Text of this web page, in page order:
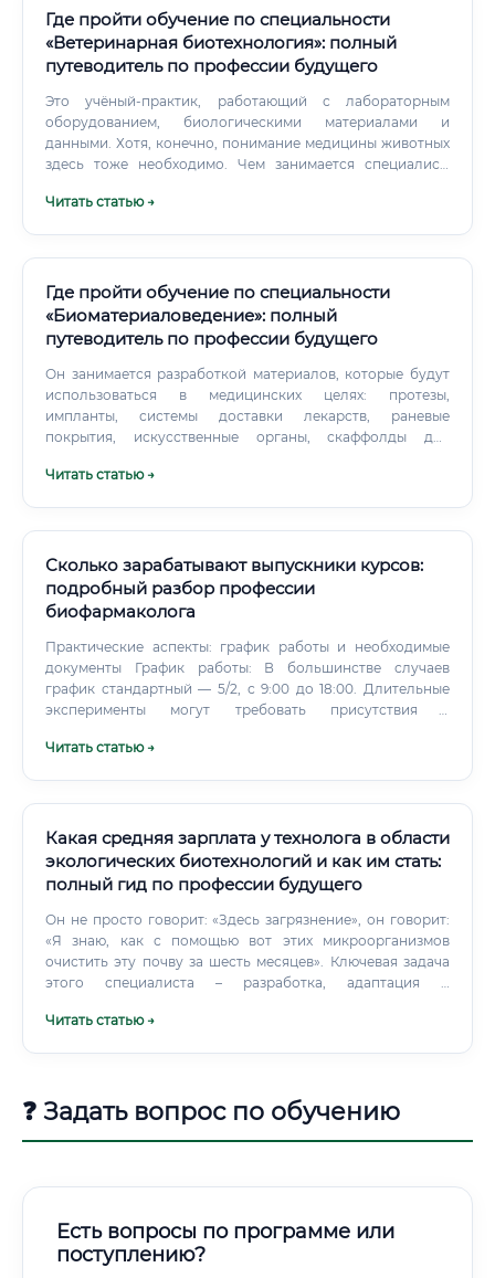
Где пройти обучение по специальности
«Ветеринарная биотехнология»: полный
путеводитель по профессии будущего
Это учёный-практик, работающий с лабораторным
оборудованием, биологическими материалами и
данными. Хотя, конечно, понимание медицины животных
здесь тоже необходимо. Чем занимается специалист:
разнообразна и зависит от места трудоустройства.
Читать статью →
Где пройти обучение по специальности
«Биоматериаловедение»: полный
путеводитель по профессии будущего
Он занимается разработкой материалов, которые будут
использоваться в медицинских целях: протезы,
импланты, системы доставки лекарств, раневые
покрытия, искусственные органы, скаффолды для
можно объяснить просто: специалист берёт «сырой»
организмом.
Читать статью →
Сколько зарабатывают выпускники курсов:
подробный разбор профессии
биофармаколога
Практические аспекты: график работы и необходимые
документы График работы: В большинстве случаев
график стандартный — 5/2, с 9:00 до 18:00. Длительные
эксперименты могут требовать присутствия в
Читать статью →
Какая средняя зарплата у технолога в области
экологических биотехнологий и как им стать:
полный гид по профессии будущего
Он не просто говорит: «Здесь загрязнение», он говорит:
«Я знаю, как с помощью вот этих микроорганизмов
очистить эту почву за шесть месяцев». Ключевая задача
этого специалиста – разработка, адаптация и
промышленных нужд.
Читать статью →
❓ Задать вопрос по обучению
Есть вопросы по программе или
поступлению?